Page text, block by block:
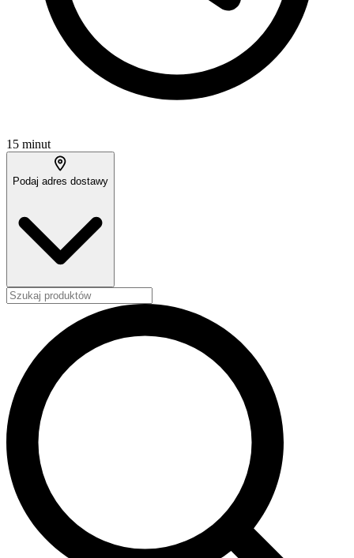
15 minut
Podaj adres dostawy